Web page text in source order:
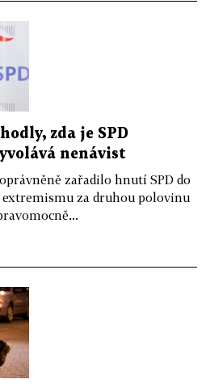
zda je SPD
nenávist
zařadilo hnutí SPD do
za druhou polovinu